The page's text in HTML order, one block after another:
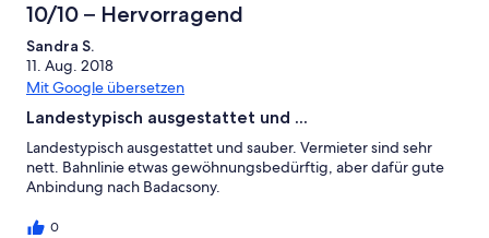
10/10 – Hervorragend
Sandra S.
11. Aug. 2018
Mit Google übersetzen
Landestypisch ausgestattet und ...
Landestypisch ausgestattet und sauber. Vermieter sind sehr
nett. Bahnlinie etwas gewöhnungsbedürftig, aber dafür gute
Anbindung nach Badacsony.
0